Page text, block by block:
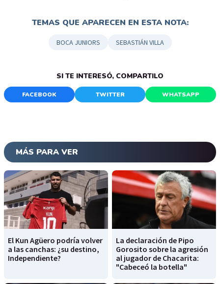
TEMAS QUE APARECEN EN ESTA NOTA:
BOCA JUNIORS SEBASTIÁN VILLA
SI TE INTERESÓ, COMPARTILO
FACEBOOK TWITTER WHATSAPP
MÁS PARA VER
El Kun Agüero podría volver
a las canchas: ¿su destino,
Independiente?
La declaración de Pipo
Gorosito sobre la agresión
al jugador de Chacarita:
"Cabeceó la botella"